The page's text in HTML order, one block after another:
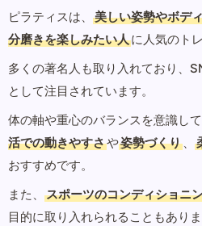
ピラティスは、 美しい姿勢やボデ
分磨きを楽しみたい人に人気のト
多くの著名人も取り入れており、
として注目されています。
体の軸や重心のバランスを意識し
活での動きやすさや姿勢づくり 、
おすすめです。
また、
スポーツのコンディショニ
目的に取り入れられることもありま